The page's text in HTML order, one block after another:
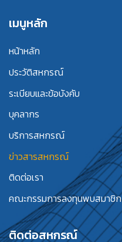
เมนูหลัก
หน้าหลัก
ประวัติสหกรณ์
ระเบียบและข้อบังคับ
บุคลากร
บริการสหกรณ์
ข่าวสารสหกรณ์
ติดต่อเรา
คณะกรรมการลงทุนพบสมาชิก
ติดต่อสหกรณ์